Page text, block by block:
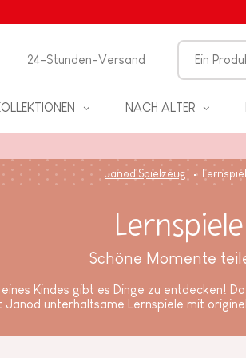
24-Stunden-Versand
NACH ALTER
Janod Spielzeug
Lernspiele
Schöne Momente
eines Kindes gibt es Dinge zu entdecken!
Janod unterhaltsame Lernspiele mit